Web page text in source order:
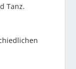
Tanz.